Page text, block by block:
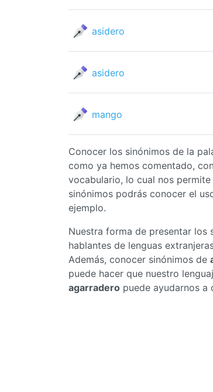
asidero
asidero
mango
Conocer los sinónimos de la
como ya hemos comentado,
vocabulario, lo cual nos
sinónimos podrás conocer el
ejemplo.
Nuestra forma de presentar los
hablantes de lenguas
Además, conocer sinónimos de
puede hacer que nuestro
agarradero puede ayudarnos